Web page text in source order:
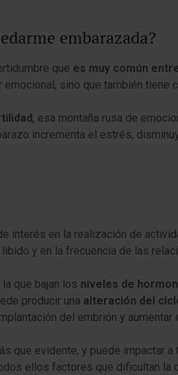
embarazada?
que es muy común
sino que también
, esa montaña rusa de
incrementa el estrés,
interés en la realización de
y en la frecuencia de las
la que bajan los niveles de
producir una alteración del
del embrión y
que evidente, y puede
ellos factores que dificultan la